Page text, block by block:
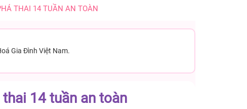
THAI 14 TUẦN AN TOÀN
Gia Đình Việt Nam.
14 tuần an toàn